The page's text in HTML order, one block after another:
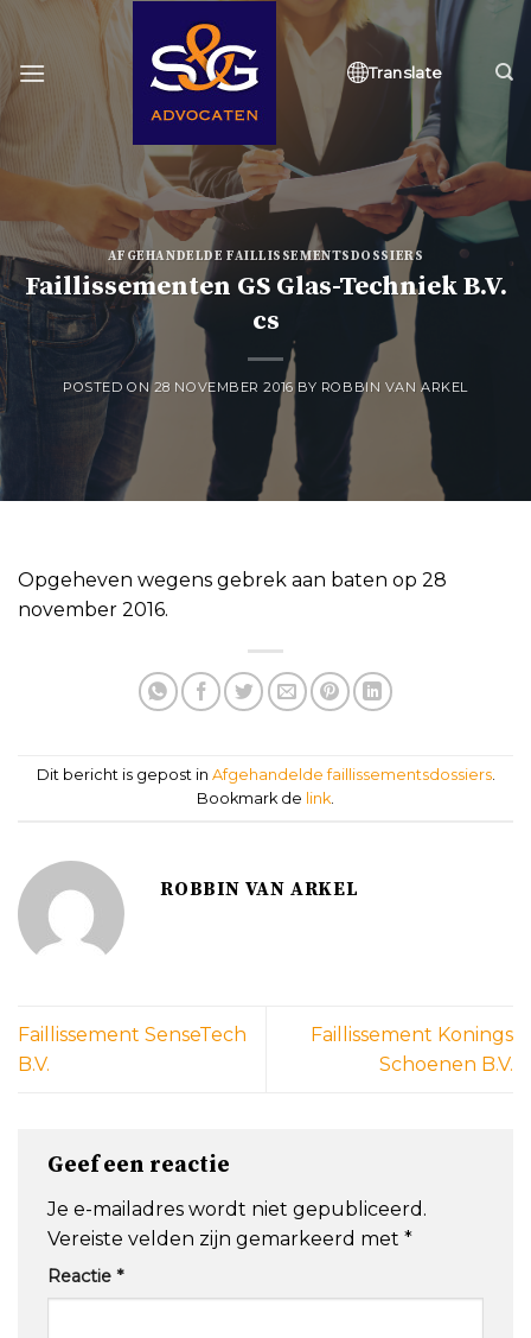
content
Translate
AFGEHANDELDE FAILLISSEMENTSDOSSIERS
Faillissementen GS Glas-Techniek B.V.
cs
POSTED ON28 NOVEMBER 2016 BY ROBBIN VAN ARKEL
Opgeheven wegens gebrek aan baten op 28
november 2016.
Dit bericht is gepost in Afgehandelde faillissementsdossiers.
Bookmark de link.
ROBBIN VAN ARKEL
Faillissement SenseTech
B.V.
Faillissement Konings
Schoenen B.V.
Geef een reactie
Je e-mailadres wordt niet gepubliceerd.
Vereiste velden zijn gemarkeerd met *
Reactie *